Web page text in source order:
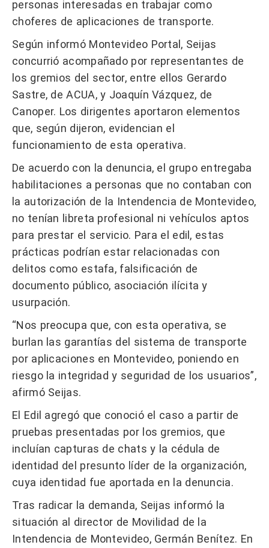
personas interesadas en trabajar como
choferes de aplicaciones de transporte.
Según informó Montevideo Portal, Seijas
concurrió acompañado por representantes de
los gremios del sector, entre ellos Gerardo
Sastre, de ACUA, y Joaquín Vázquez, de
Canoper. Los dirigentes aportaron elementos
que, según dijeron, evidencian el
funcionamiento de esta operativa.
De acuerdo con la denuncia, el grupo entregaba
habilitaciones a personas que no contaban con
la autorización de la Intendencia de Montevideo,
no tenían libreta profesional ni vehículos aptos
para prestar el servicio. Para el edil, estas
prácticas podrían estar relacionadas con
delitos como estafa, falsificación de
documento público, asociación ilícita y
usurpación.
“Nos preocupa que, con esta operativa, se
burlan las garantías del sistema de transporte
por aplicaciones en Montevideo, poniendo en
riesgo la integridad y seguridad de los usuarios”,
afirmó Seijas.
El Edil agregó que conoció el caso a partir de
pruebas presentadas por los gremios, que
incluían capturas de chats y la cédula de
identidad del presunto líder de la organización,
cuya identidad fue aportada en la denuncia.
Tras radicar la demanda, Seijas informó la
situación al director de Movilidad de la
Intendencia de Montevideo, Germán Benítez. En